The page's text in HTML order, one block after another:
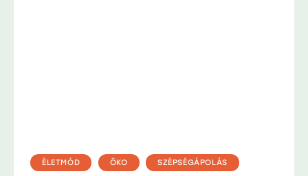
ÉLETMÓD ÖKO SZÉPSÉGÁPOLÁS